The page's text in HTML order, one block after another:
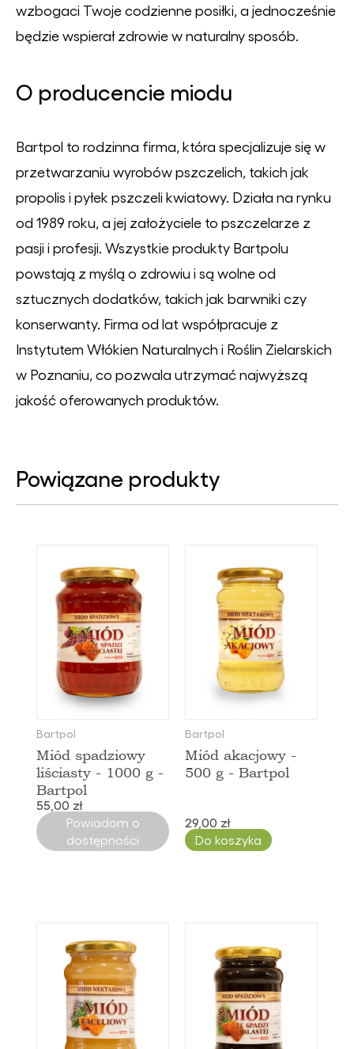
wzbogaci Twoje codzienne posiłki, a jednocześnie
będzie wspierał zdrowie w naturalny sposób.
O producencie miodu
Bartpol to rodzinna firma, która specjalizuje się w
przetwarzaniu wyrobów pszczelich, takich jak
propolis i pyłek pszczeli kwiatowy. Działa na rynku
od 1989 roku, a jej założyciele to pszczelarze z
pasji i profesji. Wszystkie produkty Bartpolu
powstają z myślą o zdrowiu i są wolne od
sztucznych dodatków, takich jak barwniki czy
konserwanty. Firma od lat współpracuje z
Instytutem Włókien Naturalnych i Roślin Zielarskich
w Poznaniu, co pozwala utrzymać najwyższą
jakość oferowanych produktów.
Powiązane produkty
Bartpol
Miód spadziowy
liściasty - 1000 g -
Bartpol
55,00 zł
Powiadom o
dostępności
Bartpol
Miód akacjowy -
500 g - Bartpol
29,00 zł
Do koszyka